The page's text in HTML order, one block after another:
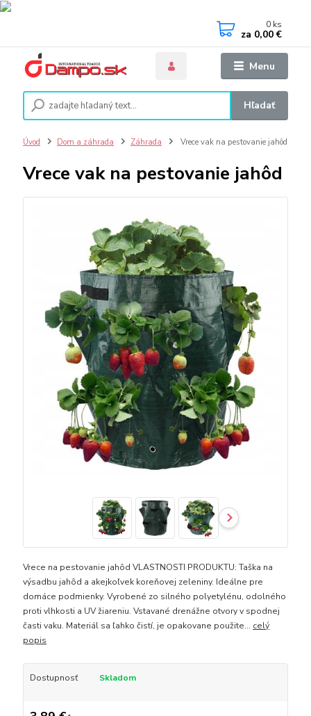
Menu
Hľadať
0 ks
za 0,00 €
Úvod Dom a záhrada Záhrada Vrece vak na pestovanie jahôd
Vrece vak na pestovanie jahôd
Vrece na pestovanie jahôd VLASTNOSTI PRODUKTU: Taška na
výsadbu jahôd a akejkoľvek koreňovej zeleniny. Ideálne pre
domáce podmienky. Vyrobené zo silného polyetylénu, odolného
proti vlhkosti a UV žiareniu. Vstavané drenážne otvory v spodnej
časti vaku. Materiál sa ľahko čistí, je opakovane použite... celý
popis
Dostupnosť Skladom